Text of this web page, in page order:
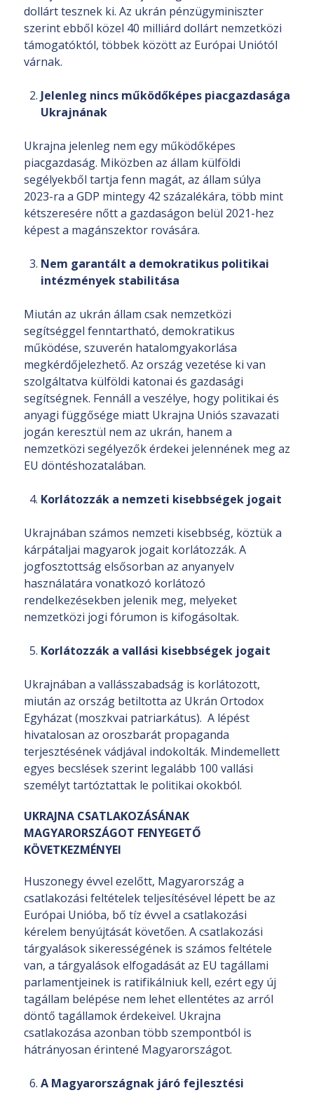
dollárt tesznek ki. Az ukrán pénzügyminiszter
szerint ebből közel 40 milliárd dollárt nemzetközi
támogatóktól, többek között az Európai Uniótól
várnak.
Jelenleg nincs működőképes piacgazdasága
Ukrajnának
Ukrajna jelenleg nem egy működőképes
piacgazdaság. Miközben az állam külföldi
segélyekből tartja fenn magát, az állam súlya
2023-ra a GDP mintegy 42 százalékára, több mint
kétszeresére nőtt a gazdaságon belül 2021-hez
képest a magánszektor rovására.
Nem garantált a demokratikus politikai
intézmények stabilitása
Miután az ukrán állam csak nemzetközi
segítséggel fenntartható, demokratikus
működése, szuverén hatalomgyakorlása
megkérdőjelezhető. Az ország vezetése ki van
szolgáltatva külföldi katonai és gazdasági
segítségnek. Fennáll a veszélye, hogy politikai és
anyagi függősége miatt Ukrajna Uniós szavazati
jogán keresztül nem az ukrán, hanem a
nemzetközi segélyezők érdekei jelennének meg az
EU döntéshozatalában.
Korlátozzák a nemzeti kisebbségek jogait
Ukrajnában számos nemzeti kisebbség, köztük a
kárpátaljai magyarok jogait korlátozzák. A
jogfosztottság elsősorban az anyanyelv
használatára vonatkozó korlátozó
rendelkezésekben jelenik meg, melyeket
nemzetközi jogi fórumon is kifogásoltak.
Korlátozzák a vallási kisebbségek jogait
Ukrajnában a vallásszabadság is korlátozott,
miután az ország betiltotta az Ukrán Ortodox
Egyházat (moszkvai patriarkátus). A lépést
hivatalosan az oroszbarát propaganda
terjesztésének vádjával indokolták. Mindemellett
egyes becslések szerint legalább 100 vallási
személyt tartóztattak le politikai okokból.
UKRAJNA CSATLAKOZÁSÁNAK
MAGYARORSZÁGOT FENYEGETŐ
KÖVETKEZMÉNYEI
Huszonegy évvel ezelőtt, Magyarország a
csatlakozási feltételek teljesítésével lépett be az
Európai Unióba, bő tíz évvel a csatlakozási
kérelem benyújtását követően. A csatlakozási
tárgyalások sikerességének is számos feltétele
van, a tárgyalások elfogadását az EU tagállami
parlamentjeinek is ratifikálniuk kell, ezért egy új
tagállam belépése nem lehet ellentétes az arról
döntő tagállamok érdekeivel. Ukrajna
csatlakozása azonban több szempontból is
hátrányosan érintené Magyarországot.
A Magyarországnak járó fejlesztési